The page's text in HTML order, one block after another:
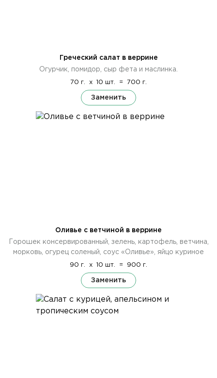
Греческий салат в веррине
Огурчик, помидор, сыр фета и маслинка.
70 г. x 10 шт. = 700 г.
Заменить
Оливье с ветчиной в веррине
Горошек консервированный, зелень, картофель, ветчина,
морковь, огурец соленый, соус «Оливье», яйцо куриное
90 г. x 10 шт. = 900 г.
Заменить